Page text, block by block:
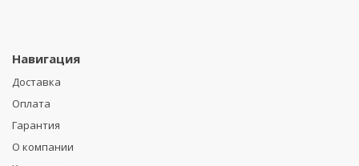
Навигация
Доставка
Оплата
Гарантия
О компании